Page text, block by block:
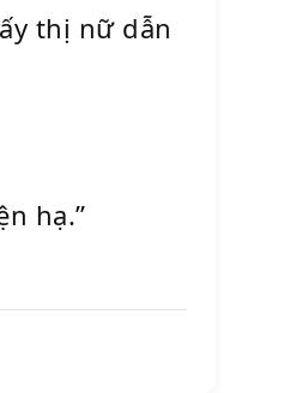
thị nữ dẫn
hạ.”